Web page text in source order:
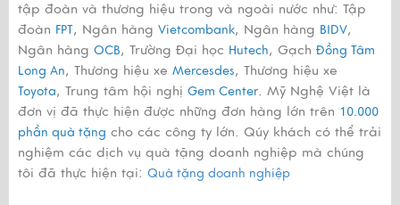
tập đoàn và thương hiệu trong và ngoài nước như: Tập
đoàn FPT, Ngân hàng Vietcombank, Ngân hàng BIDV,
Ngân hàng OCB, Trường Đại học Hutech, Gạch Đồng Tâm
Long An, Thương hiệu xe Mercesdes, Thương hiệu xe
Toyota, Trung tâm hội nghị Gem Center. Mỹ Nghệ Việt là
đơn vị đã thực hiện được những đơn hàng lớn trên 10.000
phần quà tặng cho các công ty lớn. Qúy khách có thể trải
nghiệm các dịch vụ quà tặng doanh nghiệp mà chúng
tôi đã thực hiện tại: Quà tặng doanh nghiệp